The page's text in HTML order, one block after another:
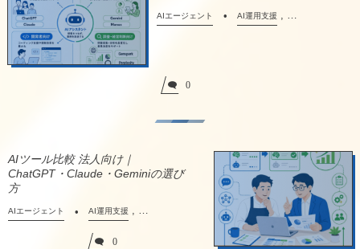
AIエージェント AI運用支援
0
AIツール比較 法人向け｜
ChatGPT・Claude・Geminiの選び
方
AIエージェント AI運用支援 , …
0